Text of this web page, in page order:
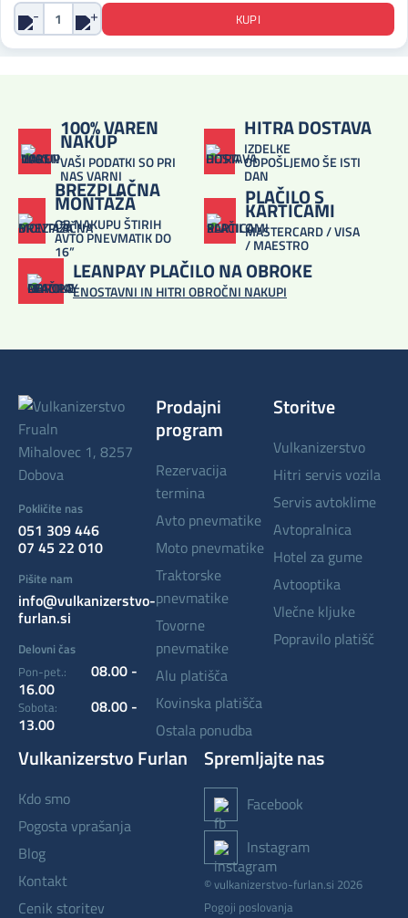
100% VAREN
NAKUP
VAŠI PODATKI SO PRI
NAS VARNI
HITRA DOSTAVA
IZDELKE
ODPOŠLJEMO ŠE ISTI
DAN
BREZPLAČNA
MONTAŽA
OB NAKUPU ŠTIRIH
AVTO PNEVMATIK DO
16”
PLAČILO S
KARTICAMI
MASTERCARD / VISA
/ MAESTRO
LEANPAY PLAČILO NA OBROKE
ENOSTAVNI IN HITRI OBROČNI NAKUPI
Mihalovec 1, 8257
Dobova
Pokličite nas
051 309 446
07 45 22 010
Pišite nam
info@vulkanizerstvo-
furlan.si
Delovni čas
Pon-pet.:
08.00 -
16.00
Sobota:
08.00 -
13.00
Prodajni
program
rezervacija
termina
avto pnevmatike
moto pnevmatike
traktorske
pnevmatike
tovorne
pnevmatike
alu platišča
kovinska platišča
ostala ponudba
Storitve
vulkanizerstvo
hitri servis vozila
servis avtoklime
avtopralnica
hotel za gume
avtooptika
vlečne kljuke
popravilo platišč
Vulkanizerstvo Furlan
kdo smo
pogosta vprašanja
blog
kontakt
cenik storitev
Spremljajte nas
Facebook
Instagram
© vulkanizerstvo-furlan.si 2026
Pogoji poslovanja